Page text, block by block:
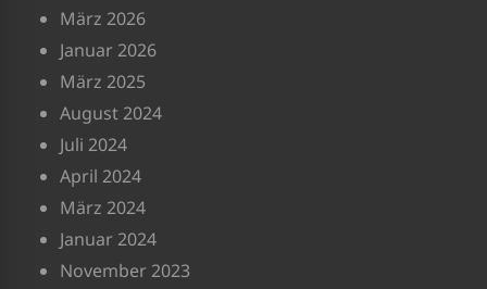
März 2026
Januar 2026
März 2025
August 2024
Juli 2024
April 2024
März 2024
Januar 2024
November 2023